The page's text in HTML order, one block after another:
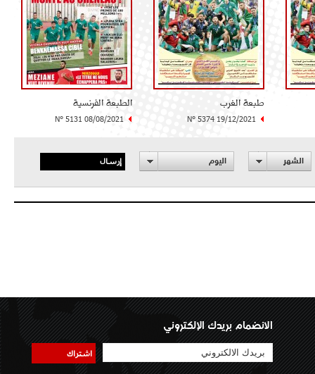
طبعة الغرب
N° 5374 19/12/2021
الطبعة الفرنسية
N° 5131 08/08/2021
الشهر اليوم إرسال
الانضمام بريدك الإلكتروني
اشتراك